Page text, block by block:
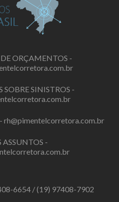
ORÇAMENTOS -
SINISTROS -
rh@pimentelcorretora.com.br
ASSUNTOS -
6654/(19) 97408-7902